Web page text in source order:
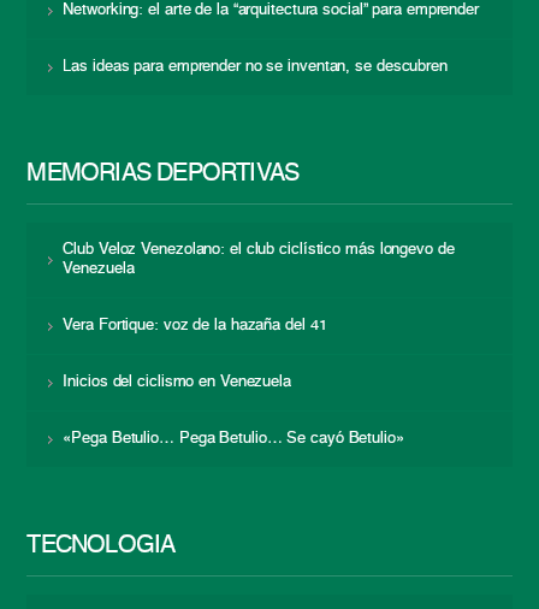
Networking: el arte de la “arquitectura social” para emprender
Las ideas para emprender no se inventan, se descubren
MEMORIAS DEPORTIVAS
Club Veloz Venezolano: el club ciclístico más longevo de
Venezuela
Vera Fortique: voz de la hazaña del 41
Inicios del ciclismo en Venezuela
«Pega Betulio… Pega Betulio… Se cayó Betulio»
TECNOLOGÍA